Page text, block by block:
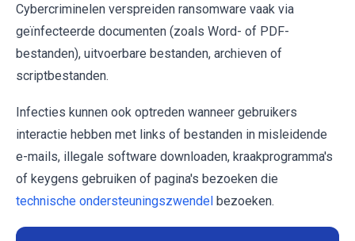
Cybercriminelen verspreiden ransomware vaak via
geïnfecteerde documenten (zoals Word- of PDF-
bestanden), uitvoerbare bestanden, archieven of
scriptbestanden.
Infecties kunnen ook optreden wanneer gebruikers
interactie hebben met links of bestanden in misleidende
e-mails, illegale software downloaden, kraakprogramma's
of keygens gebruiken of pagina's bezoeken die
technische ondersteuningszwendel bezoeken.